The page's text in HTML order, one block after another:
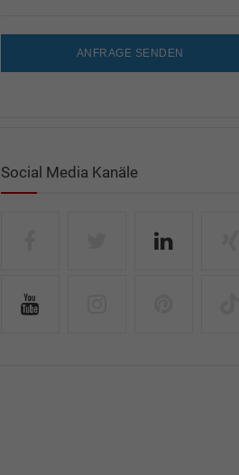
ANFRAGE SENDEN
Social Media Kanäle